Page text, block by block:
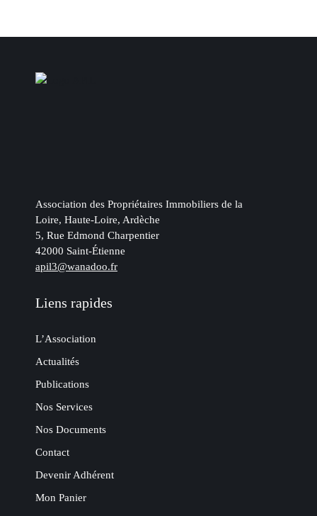
Association des Propriétaires Immobiliers de la
Loire, Haute-Loire, Ardèche
5, Rue Edmond Charpentier
42000 Saint-Étienne
apil3@wanadoo.fr
Liens rapides
L’Association
Actualités
Publications
Nos Services
Nos Documents
Contact
Devenir Adhérent
Mon Panier